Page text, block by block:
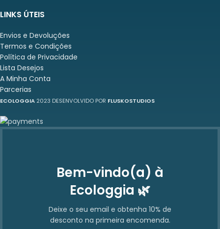
LINKS ÚTEIS
Envios e Devoluções
Termos e Condições
Política de Privacidade
Lista Desejos
A Minha Conta
Parcerias
ECOLOGGIA 2023 DESENVOLVIDO POR FLUSKOSTUDIOS
Bem-vindo(a) à
Ecologgia 🌿
Deixe o seu email e obtenha 10% de
desconto na primeira encomenda.